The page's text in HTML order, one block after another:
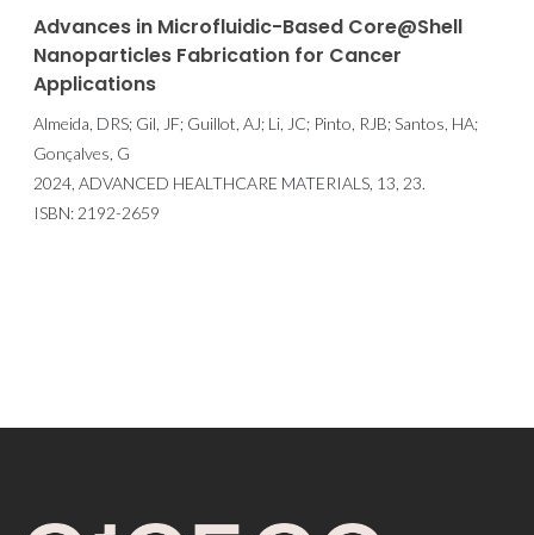
Advances in Microfluidic-Based Core@Shell
Nanoparticles Fabrication for Cancer
Applications
Almeida, DRS; Gil, JF; Guillot, AJ; Li, JC; Pinto, RJB; Santos, HA;
Gonçalves, G
2024, ADVANCED HEALTHCARE MATERIALS, 13, 23.
ISBN: 2192-2659